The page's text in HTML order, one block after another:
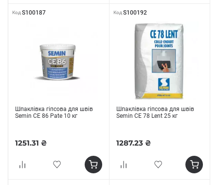
Код S100187
Шпаклівка гіпсова для швів
Semin CE 86 Pate 10 кг
1251.31 ₴
Код S100192
Шпаклівка гіпсова для швів
Semin СЕ 78 Lent 25 кг
1287.23 ₴